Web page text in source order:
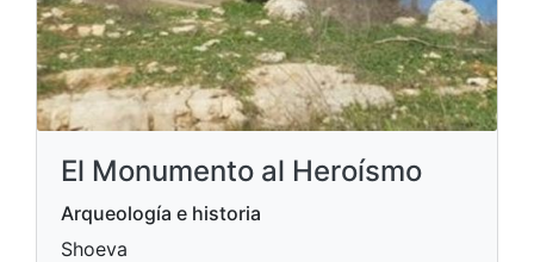
El Monumento al Heroísmo
Arqueología e historia
Shoeva